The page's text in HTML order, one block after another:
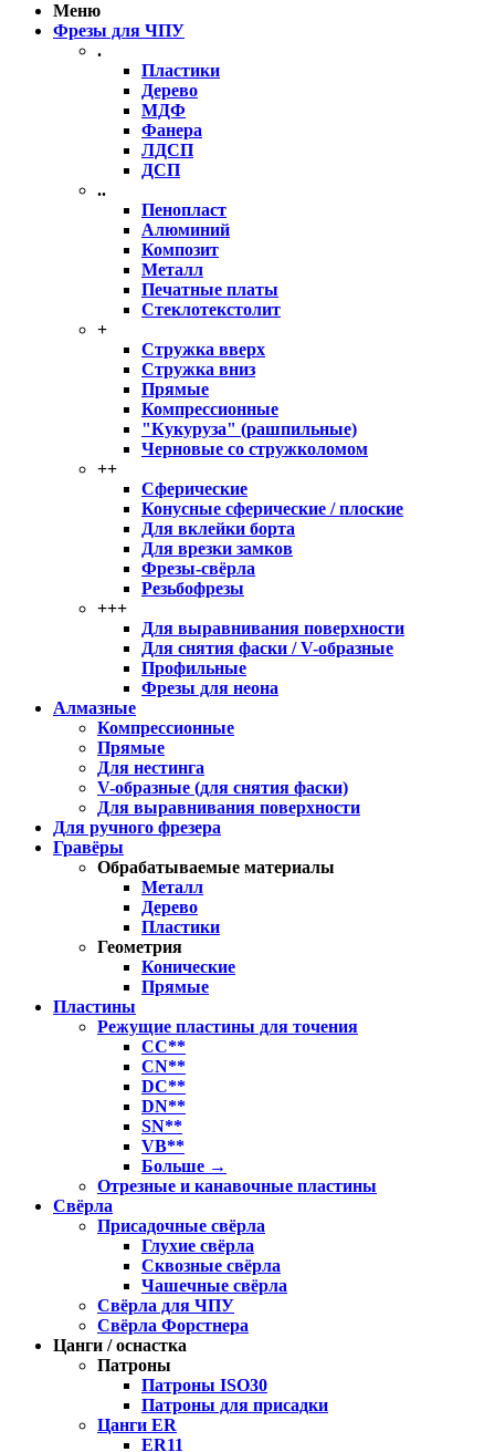
Меню
Фрезы для ЧПУ
.
Пластики
Дерево
МДФ
Фанера
ЛДСП
ДСП
..
Пенопласт
Алюминий
Композит
Металл
Печатные платы
Стеклотекстолит
+
Стружка вверх
Стружка вниз
Прямые
Компрессионные
"Кукуруза" (рашпильные)
Черновые со стружколомом
++
Сферические
Конусные сферические / плоские
Для вклейки борта
Для врезки замков
Фрезы-свёрла
Резьбофрезы
+++
Для выравнивания поверхности
Для снятия фаски / V-образные
Профильные
Фрезы для неона
Алмазные
Компрессионные
Прямые
Для нестинга
V-образные (для снятия фаски)
Для выравнивания поверхности
Для ручного фрезера
Гравёры
Обрабатываемые материалы
Металл
Дерево
Пластики
Геометрия
Конические
Прямые
Пластины
Режущие пластины для точения
CC**
CN**
DC**
DN**
SN**
VB**
Больше →
Отрезные и канавочные пластины
Свёрла
Присадочные свёрла
Глухие свёрла
Сквозные свёрла
Чашечные свёрла
Свёрла для ЧПУ
Свёрла Форстнера
Цанги / оснастка
Патроны
Патроны ISO30
Патроны для присадки
Цанги ER
ER11